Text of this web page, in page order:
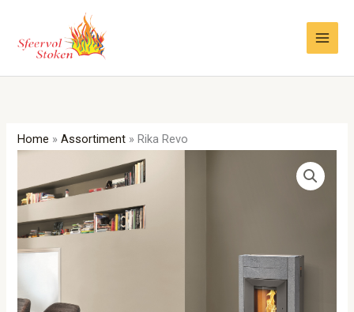
inhoud
Home »Assortiment » Rika Revo